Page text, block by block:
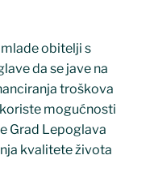
obitelji s
da se jave na
troškova
mogućnosti
Grad Lepoglava
kvalitete života